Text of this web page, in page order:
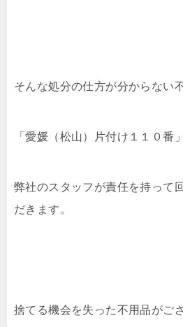
そんな処分の仕方が分からない
「愛媛（松山）片付け１１０
弊社のスタッフが責任を持って
だきます。
捨てる機会を失った不用品がご